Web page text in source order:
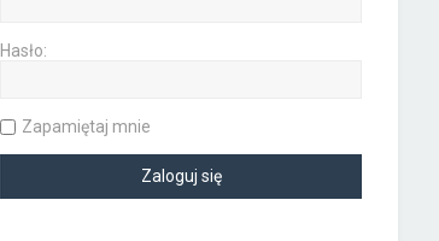
Hasło:
Zapamiętaj mnie